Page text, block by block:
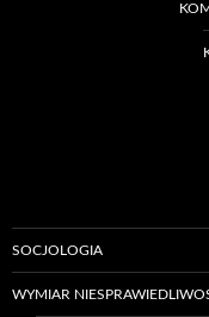
SOCJOLOGIA
WYMIAR